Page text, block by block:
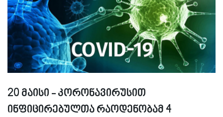
20 მაისი - კორონავირუსით
ინფიცირებულთა რაოდენობამ 4